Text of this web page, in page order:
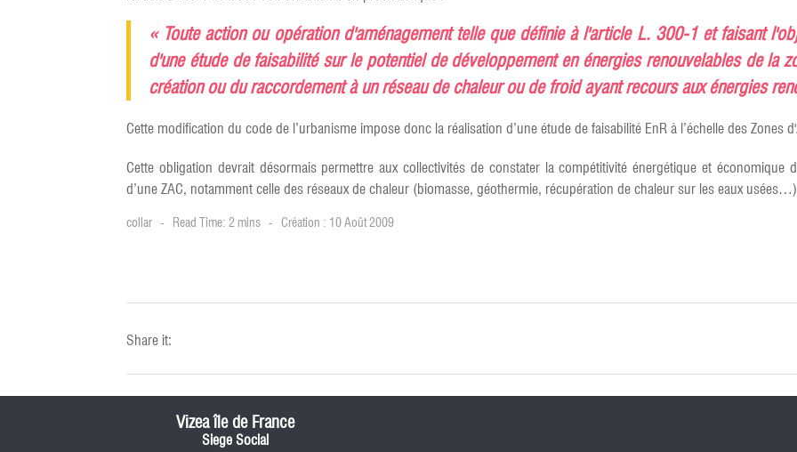
« Toute action ou opération d'aménagement telle que définie à l'article L. 300-1 et faisant
d'une étude de faisabilité sur le potentiel de développement en énergies renouvelables de la
création ou du raccordement à un réseau de chaleur ou de froid ayant recours aux énergies
Cette modification du code de l’urbanisme impose donc la réalisation d’une étude de faisabilité EnR à l’échelle des Zones
Cette obligation devrait désormais permettre aux collectivités de constater la compétitivité énergétique et économique
d’une ZAC, notamment celle des réseaux de chaleur (biomasse, géothermie, récupération de chaleur sur les eaux
collar Read Time: 2 mins Création : 10 Août 2009
Share it:
Vizea île de France
Siege Social